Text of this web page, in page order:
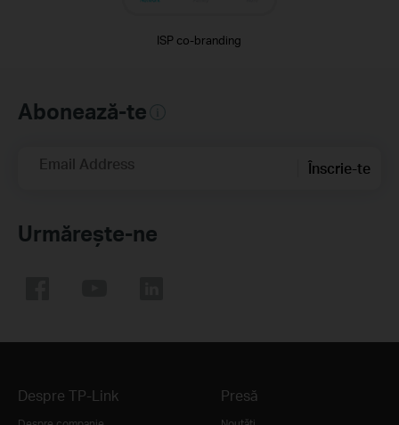
ISP co-branding
Abonează-te
Email Address Înscrie-te
Urmărește-ne
Despre TP-Link Presă